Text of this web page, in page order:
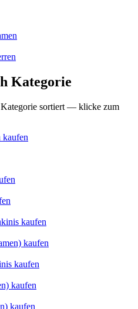
Kategorie
Kategorie sortiert — klicke zum
kaufen
kaufen
kaufen
kaufen
kaufen
kaufen